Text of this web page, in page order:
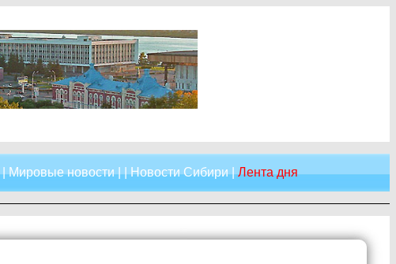
|Мировые новости| |Новости Сибири|Лента дня